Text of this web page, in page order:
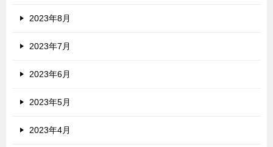
2023年8月
2023年7月
2023年6月
2023年5月
2023年4月